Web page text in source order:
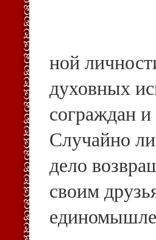
ной
духовных
сограждан
Случайно
дело
своим